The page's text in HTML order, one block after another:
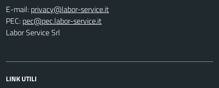
E-mail:
PEC:
Labor Service Srl
LINK UTILI